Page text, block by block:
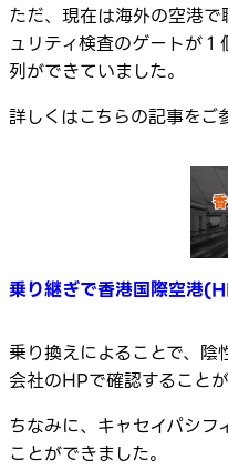
ただ、現在は海外の空港
ュリティ検査のゲートが１
列ができていました。
詳しくはこちらの記事をご
乗り継ぎで香港国際空港
乗り換えによることで、
会社のHPで確認すること
ちなみに、キャセイパシフ
ことができました。